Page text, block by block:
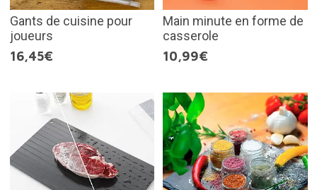
Gants de cuisine pour
joueurs
16,45€
Main minute en forme de
casserole
10,99€